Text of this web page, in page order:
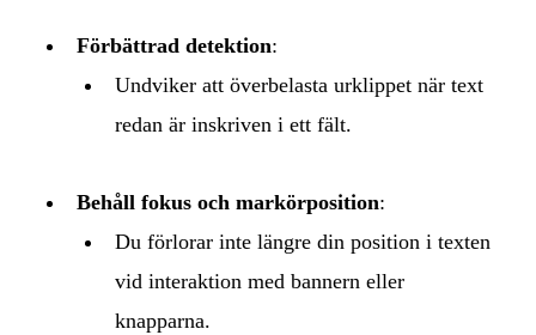
Förbättrad detektion:
Undviker att överbelasta urklippet när text
redan är inskriven i ett fält.
Behåll fokus och markörposition:
Du förlorar inte längre din position i texten
vid interaktion med bannern eller
knapparna.